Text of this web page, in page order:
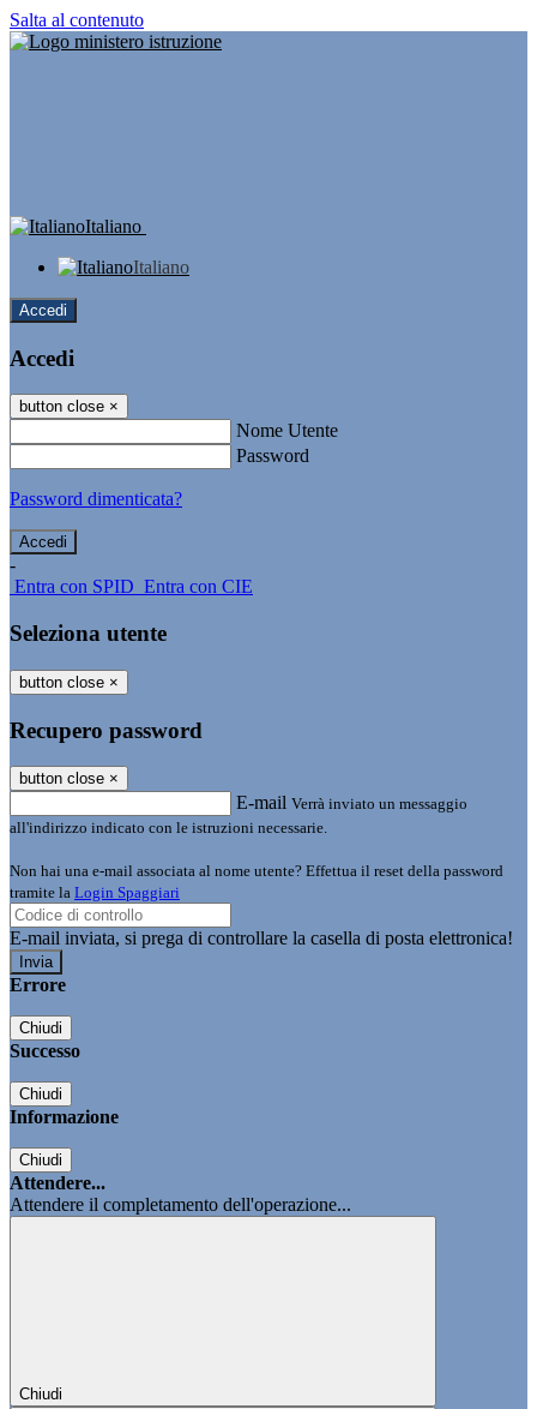
Salta al contenuto
Italiano
Italiano
Accedi
Accedi
button close ×
Nome Utente
Password
Password dimenticata?
-
Entra con SPID Entra con CIE
Seleziona utente
button close ×
Recupero password
button close ×
E-mail Verrà inviato un messaggio
all'indirizzo indicato con le istruzioni necessarie.
Non hai una e-mail associata al nome utente? Effettua il reset della password
tramite la Login Spaggiari
E-mail inviata, si prega di controllare la casella di posta elettronica!
Errore
Chiudi
Successo
Chiudi
Informazione
Chiudi
Attendere...
Attendere il completamento dell'operazione...
Chiudi